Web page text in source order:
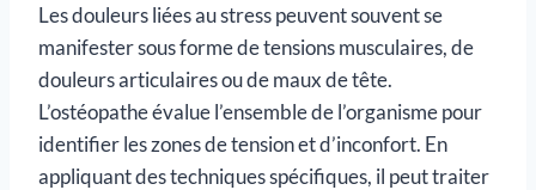
Les douleurs liées au stress peuvent souvent se
manifester sous forme de tensions musculaires, de
douleurs articulaires ou de maux de tête.
L’ostéopathe évalue l’ensemble de l’organisme pour
identifier les zones de tension et d’inconfort. En
appliquant des techniques spécifiques, il peut traiter